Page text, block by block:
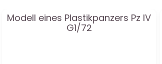
Modell eines Plastikpanzers Pz IV
G1/72